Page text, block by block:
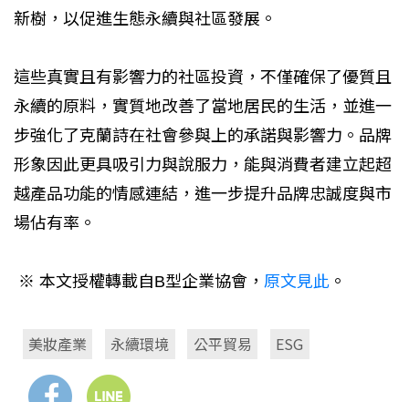
新樹，以促進生態永續與社區發展。
這些真實且有影響力的社區投資，不僅確保了優質且
永續的原料，實質地改善了當地居民的生活，並進一
步強化了克蘭詩在社會參與上的承諾與影響力。品牌
形象因此更具吸引力與說服力，能與消費者建立起超
越產品功能的情感連結，進一步提升品牌忠誠度與市
場佔有率。
※ 本文授權轉載自B型企業協會， 原文見此 。
美妝產業 永續環境 公平貿易 ESG